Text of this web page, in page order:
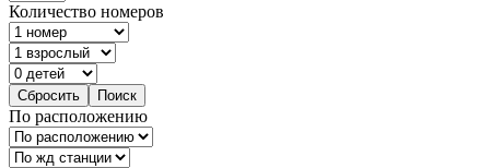
Количество номеров
По расположению